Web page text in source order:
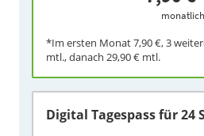
monatlich
*Im ersten Monat7,90 €, 3
mtl., danach 29,90 € mtl.
Digital Tagespassfür 24